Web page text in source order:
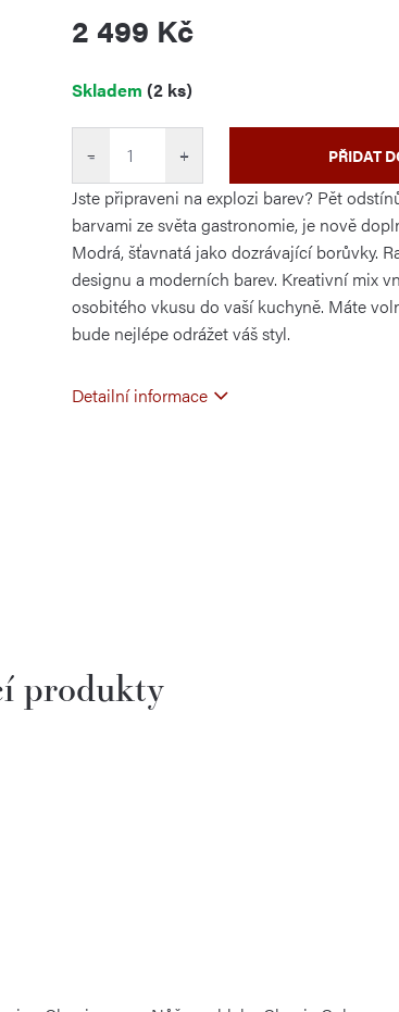
2 499 Kč
cena:
Skladem (2 ks)
+
− PŘIDAT
Jste připraveni na explozi barev? Pět
barvami ze světa gastronomie, je nově
Modrá, šťavnatá jako dozrávající borůvky.
designu a moderních barev. Kreativní mix
osobitého vkusu do vaší kuchyně. Máte
bude nejlépe odrážet váš styl.
Detailní informace
produkty